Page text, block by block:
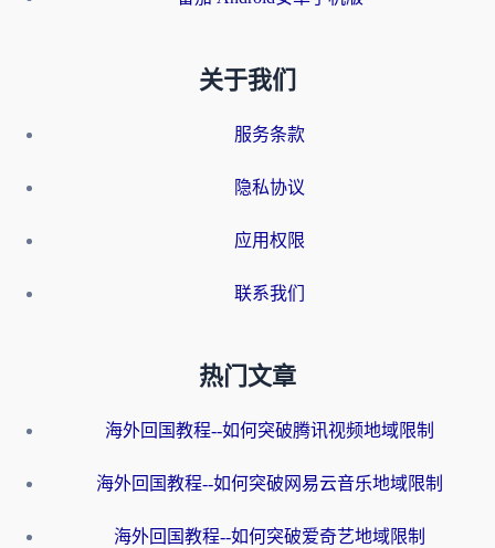
关于我们
服务条款
隐私协议
应用权限
联系我们
热门文章
海外回国教程--如何突破腾讯视频地域限制
海外回国教程--如何突破网易云音乐地域限制
海外回国教程--如何突破爱奇艺地域限制